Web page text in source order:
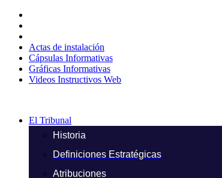
contenido
Actas de instalación
Cápsulas Informativas
Gráficas Informativas
Videos Instructivos Web
El Tribunal
Historia
Definiciones Estratégicas
Atribuciones